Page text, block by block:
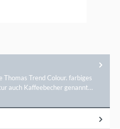
Thomas Trend Colour. farbiges
auch Kaffeebecher genannt…